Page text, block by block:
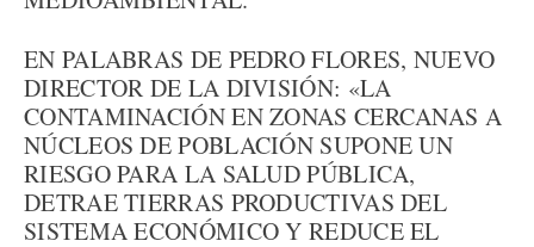
EN PALABRAS DE PEDRO FLORES, NUEVO
DIRECTOR DE LA DIVISIÓN: «LA
CONTAMINACIÓN EN ZONAS CERCANAS A
NÚCLEOS DE POBLACIÓN SUPONE UN
RIESGO PARA LA SALUD PÚBLICA,
DETRAE TIERRAS PRODUCTIVAS DEL
SISTEMA ECONÓMICO Y REDUCE EL